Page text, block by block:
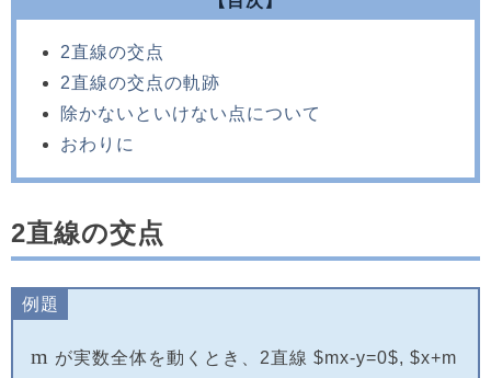
2直線の交点
2直線の交点の軌跡
除かないといけない点について
おわりに
2直線の交点
例題
m が実数全体を動くとき、2直線 $mx-y=0$, $x+m